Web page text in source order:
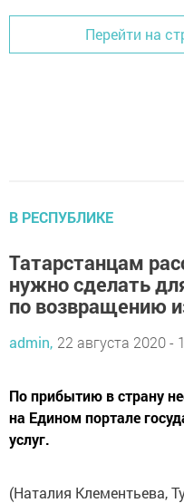
Перейти на
В РЕСПУБЛИКЕ
Татарстанцам
нужно сделать
по возвращению
admin, 22 августа 2020 -
По прибытию в страну
на Едином портале
услуг.
(Наталия Клементьева,